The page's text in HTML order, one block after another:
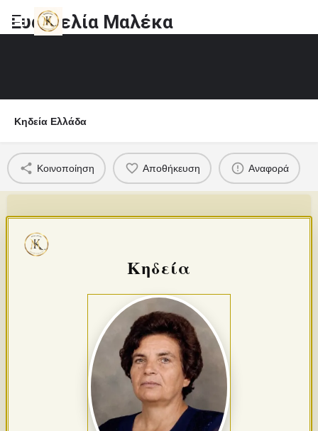
Ευαγγελία Μαλέκα
Κηδεία Ελλάδα
Κοινοποίηση Αποθήκευση Αναφορά
Κηδεία